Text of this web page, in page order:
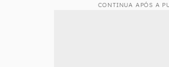
CONTINUA APÓS A